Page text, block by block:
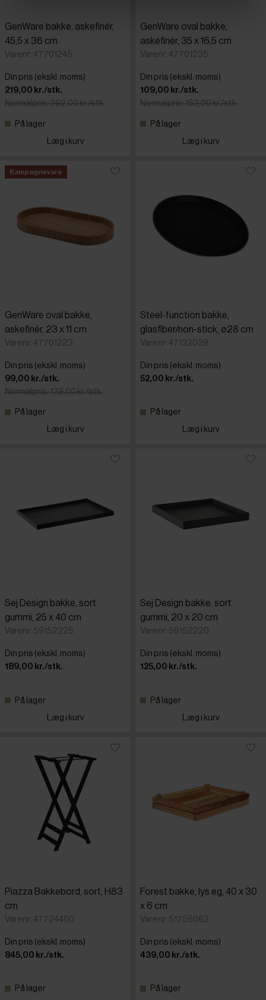
GenWare bakke, askefinér,
45,5 x 36 cm
Varenr: 47701245
Din pris (ekskl. moms)
219,00 kr./stk.
Normalpris: 292,00 kr./stk.
På lager
Læg i kurv
GenWare oval bakke,
askefinér, 35 x 16,5 cm
Varenr: 47701235
Din pris (ekskl. moms)
109,00 kr./stk.
Normalpris: 152,00 kr./stk.
På lager
Læg i kurv
Kampagnevare
GenWare oval bakke,
askefinér, 23 x 11 cm
Varenr: 47701223
Din pris (ekskl. moms)
99,00 kr./stk.
Normalpris: 129,00 kr./stk.
På lager
Læg i kurv
Steel-function bakke,
glasfiber/non-stick, ø28 cm
Varenr: 47132028
Din pris (ekskl. moms)
52,00 kr./stk.
På lager
Læg i kurv
Sej Design bakke, sort
gummi, 25 x 40 cm
Varenr: 59152225
Din pris (ekskl. moms)
189,00 kr./stk.
På lager
Læg i kurv
Sej Design bakke, sort
gummi, 20 x 20 cm
Varenr: 59152220
Din pris (ekskl. moms)
125,00 kr./stk.
På lager
Læg i kurv
Piazza Bakkebord, sort, H83
cm
Varenr: 47724400
Din pris (ekskl. moms)
845,00 kr./stk.
På lager
Forest bakke, lys eg, 40 x 30
x 6 cm
Varenr: 51756062
Din pris (ekskl. moms)
439,00 kr./stk.
På lager